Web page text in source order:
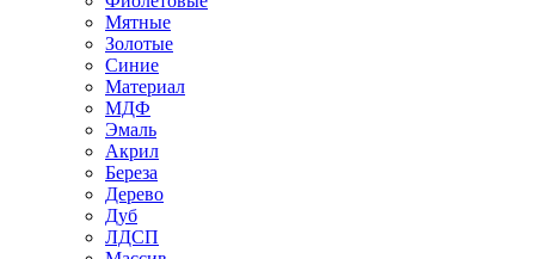
Мятные
Золотые
Синие
Материал
МДФ
Эмаль
Акрил
Береза
Дерево
Дуб
ЛДСП